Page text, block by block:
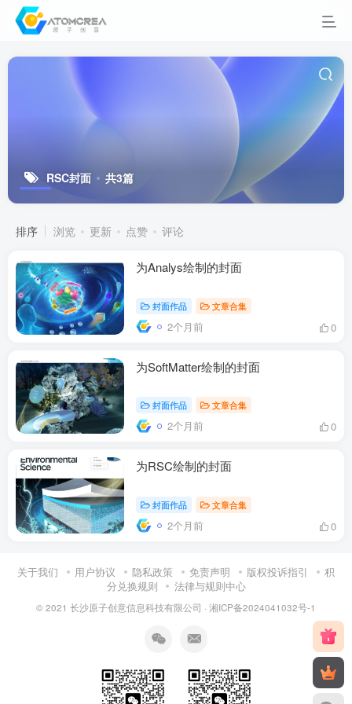
RSC封面 共3篇
排序 浏览 更新 点赞 评论
为Analys绘制的封面
封面作品 文章合集
2个月前 0
为SoftMatter绘制的封面
封面作品 文章合集
2个月前 0
为RSC绘制的封面
封面作品 文章合集
2个月前 0
关于我们 用户协议 隐私政策 免责声明 版权投诉指引
积
分兑换规则
法律与规则中心
© 2021 长沙原子创意信息科技有限公司 · 湘ICP备2024041032号-1